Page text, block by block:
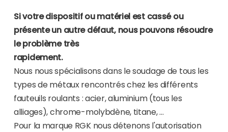
Si votre dispositif ou matériel est cassé ou
présente un autre défaut, nous pouvons résoudre
le problème très
Nous nous spécialisons dans le soudage de tous les
types de métaux rencontrés chez les différents
fauteuils roulants : acier, aluminium (tous les
alliages), chrome-molybdène, titane, …
Pour la marque RGK nous détenons l'autorisation